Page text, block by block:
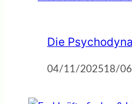
Die
04/11/202518/